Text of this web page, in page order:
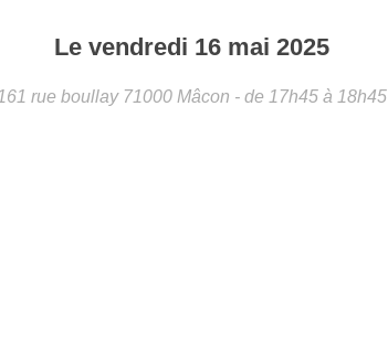
Le vendredi 16 mai 2025
161 rue boullay 71000 Mâcon - de 17h45 à 18h45